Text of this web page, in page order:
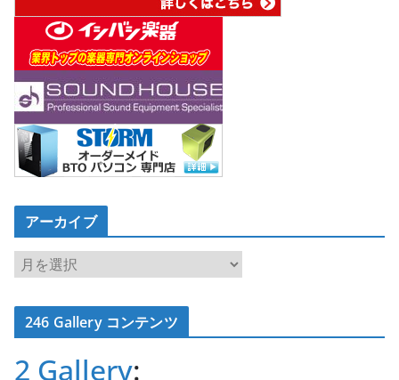
アーカイブ
ア
ー
カ
イ246 Gallery コンテンツ
2 Gallery: